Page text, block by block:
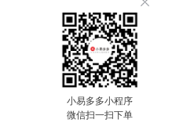
小易多多小程序
微信扫一扫下单